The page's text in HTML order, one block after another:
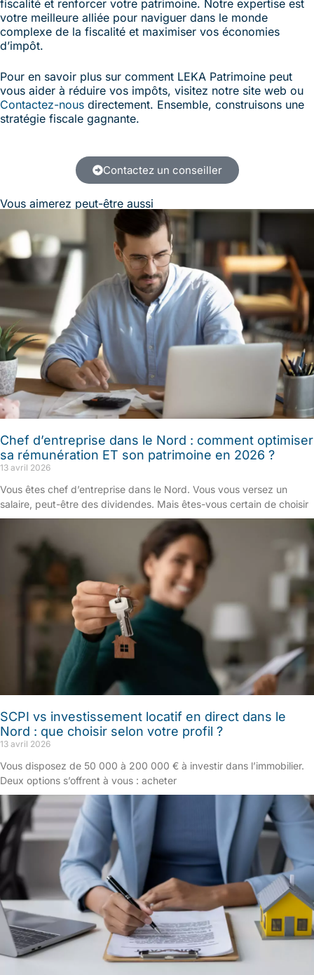
fiscalité et renforcer votre patrimoine. Notre expertise est
votre meilleure alliée pour naviguer dans le monde
complexe de la fiscalité et maximiser vos économies
d’impôt.
Pour en savoir plus sur comment LEKA Patrimoine peut
vous aider à réduire vos impôts, visitez notre site web ou
Contactez-nous directement. Ensemble, construisons une
stratégie fiscale gagnante.
Contactez un conseiller
Vous aimerez peut-être aussi
Chef d’entreprise dans le Nord : comment optimiser
sa rémunération ET son patrimoine en 2026 ?
13 avril 2026
Vous êtes chef d’entreprise dans le Nord. Vous vous versez un
salaire, peut-être des dividendes. Mais êtes-vous certain de choisir
SCPI vs investissement locatif en direct dans le
Nord : que choisir selon votre profil ?
13 avril 2026
Vous disposez de 50 000 à 200 000 € à investir dans l’immobilier.
Deux options s’offrent à vous : acheter